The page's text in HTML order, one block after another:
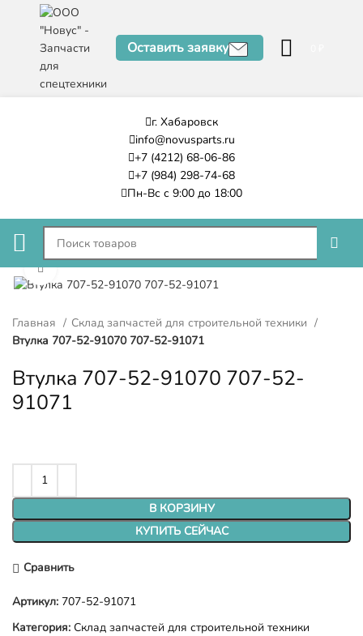
Оставить заявку
г. Хабаровск
info@novusparts.ru
+7 (4212) 68-06-86
+7 (984) 298-74-68
Пн-Вс с 9:00 до 18:00
Нажмите, чтобы увеличить
Главная
Склад запчастей для строительной техники
Втулка 707-52-91070 707-52-91071
Втулка 707-52-91070 707-52-
91071
В КОРЗИНУ
КУПИТЬ СЕЙЧАС
Сравнить
Артикул: 707-52-91071
Категория: Склад запчастей для строительной техники